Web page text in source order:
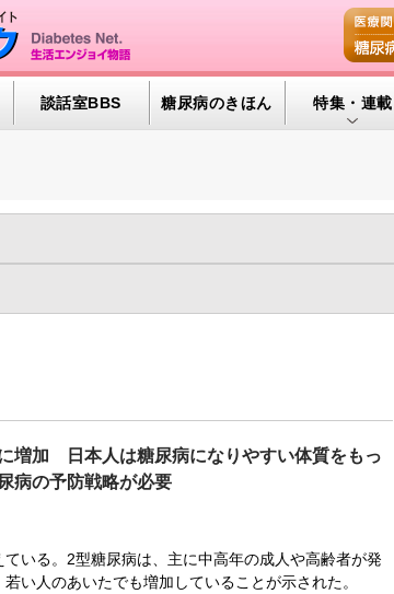
談話室BBS 糖尿病のきほん 特集・連載
2007年 2006年 2005年 2004年 2003年
増加 日本人は糖尿病になりやすい体質をもっ
病の予防戦略が必要
いる。2型糖尿病は、主に中高年の成人や高齢者が発
若い人のあいたでも増加していることが示された。